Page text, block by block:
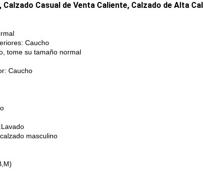
Calzado Casual de Venta Caliente, Calzado de Alta
Caucho
tome su tamaño normal
Caucho
masculino